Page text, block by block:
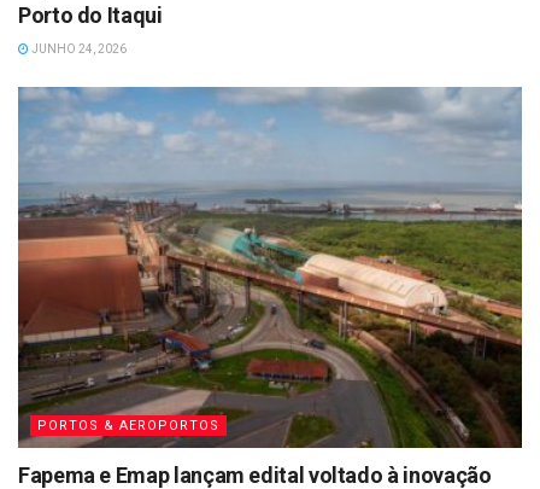
Porto do Itaqui
JUNHO 24, 2026
PORTOS & AEROPORTOS
Fapema e Emap lançam edital voltado à inovação